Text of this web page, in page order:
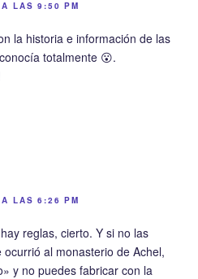
LAS 9:50 PM
la historia e información de las
totalmente 😮.
LAS 6:26 PM
reglas, cierto. Y si no las
al monasterio de Achel,
y no puedes fabricar con la